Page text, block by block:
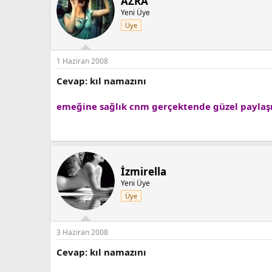
Yeni Üye
Üye
1 Haziran 2008
Cevap: kıl namazını
emeğine sağlık cnm gerçektende güzel
İzmirella
Yeni Üye
Üye
3 Haziran 2008
Cevap: kıl namazını